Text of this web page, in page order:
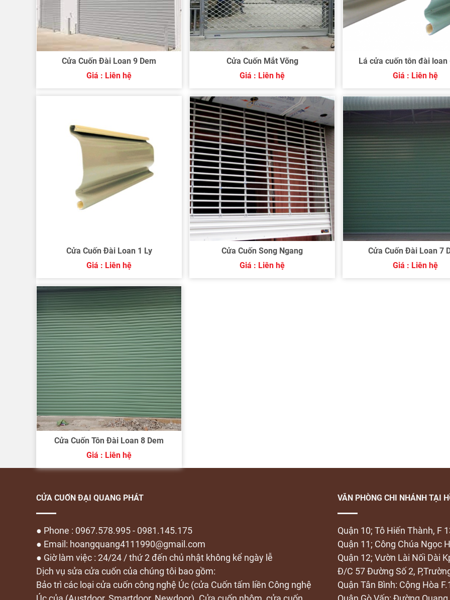
Cửa Cuốn Đài Loan 9 Dem
Giá : Liên hệ
Cửa Cuốn Mắt Võng
Giá : Liên hệ
Lá cửa cuốn tôn đài loan
Giá : Liên hệ
Cửa Cuốn Đài Loan 1 Ly
Giá : Liên hệ
Cửa Cuốn Song Ngang
Giá : Liên hệ
Cửa Cuốn Đài Loan 7
Giá : Liên hệ
Cửa Cuốn Tôn Đài Loan 8 Dem
Giá : Liên hệ
CỬA CUỐN ĐẠI QUANG PHÁT
● Phone : 0967.578.995 - 0981.145.175
● Email: hoangquang4111990@gmail.com
● Giờ làm việc : 24/24 / thứ 2 đến chủ nhật không kể ngày lễ
Dịch vụ sửa cửa cuốn của chúng tôi bao gồm:
Bảo trì các loại cửa cuốn công nghệ Úc (cửa Cuốn tấm liền Công nghệ
VĂN PHÒNG CHI NHÁNH TẠI
Quận 10; Tô Hiến Thành, F
Quận 11; Công Chúa Ngọc
Quận 12; Vườn Lài Nối Dài
Đ/C 57 Đường Số 2,
Quận Tân Bình: Cộng Hòa